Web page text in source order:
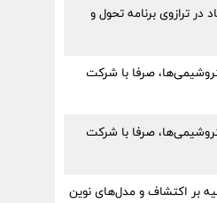
ترازوی برنامه تحول و
صرفا با شرکت
صرفا با شرکت
بر اکتشاف و مدل‌های نوین